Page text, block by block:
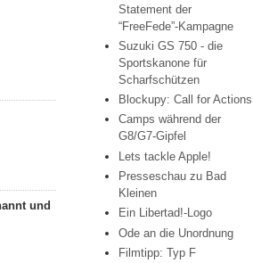
und
Statement der
“FreeFede”-Kampagne
Suzuki GS 750 - die
Sportskanone für
Scharfschützen
Blockupy: Call for Actions
Camps während der
G8/G7-Gipfel
Lets tackle Apple!
Presseschau zu Bad
Kleinen
Ein Libertad!-Logo
Ode an die Unordnung
Filmtipp: Typ F